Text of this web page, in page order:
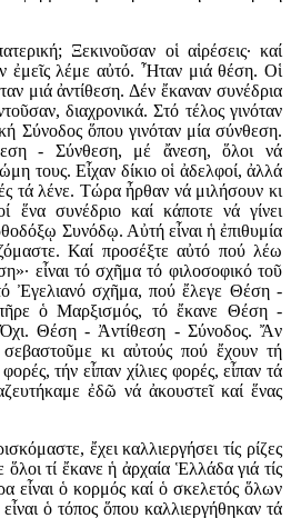
Ξεκινοῦσαν οἱ αἱρέσεις· καί
ἐμεῖς λέμε αὐτό. Ἦταν μιά θέση. Οἱ
μιά ἀντίθεση. Δέν ἔκαναν συνέδρια
διαχρονικά. Στό τέλος γινόταν
Σύνοδος ὅπου γινόταν μία σύνθεση.
- Σύνθεση, μέ ἄνεση, ὅλοι νά
τους. Εἶχαν δίκιο οἱ ἀδελφοί, ἀλλά
τά λένε. Τώρα ἦρθαν νά μιλήσουν κι
ἕνα συνέδριο καί κάποτε νά γίνει
Συνόδῳ. Αὐτή εἶναι ἡ ἐπιθυμία
Καί προσέξτε αὐτό πού λέω
εἶναι τό σχῆμα τό φιλοσοφικό τοῦ
Ἐγελιανό σχῆμα, πού ἔλεγε Θέση -
ὁ Μαρξισμός, τό ἔκανε Θέση -
Θέση - Ἀντίθεση - Σύνοδος. Ἄν
κι αὐτούς πού ἔχουν τή
τήν εἶπαν χίλιες φορές, εἶπαν τά
ἐδῶ νά ἀκουστεῖ καί ἕνας
ἔχει καλλιεργήσει τίς ρίζες
τί ἔκανε ἡ ἀρχαία Ἑλλάδα γιά τίς
εἶναι ὁ κορμός καί ὁ σκελετός ὅλων
ὁ τόπος ὅπου καλλιεργήθηκαν τά